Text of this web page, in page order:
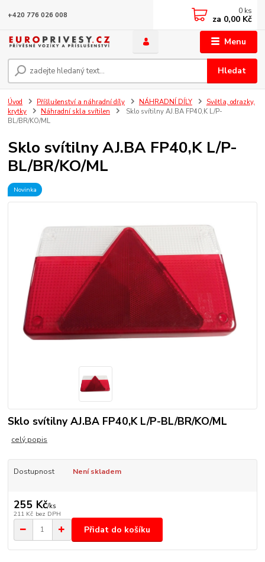
Menu
Hledat
+420 776 026 008 0 ks
za 0,00 Kč
Úvod Příšlušenství a náhradní díly NÁHRADNÍ DÍLY
Světla, odrazky,
krytky
Náhradní skla svítilen
Sklo svítilny AJ.BA FP40,K L/P-
BL/BR/KO/ML
Sklo svítilny AJ.BA FP40,K L/P-
BL/BR/KO/ML
Novinka
Sklo svítilny AJ.BA FP40,K L/P-BL/BR/KO/ML
celý popis
Dostupnost Není skladem
255 Kč/ks
211 Kč bez DPH
Přidat do košíku